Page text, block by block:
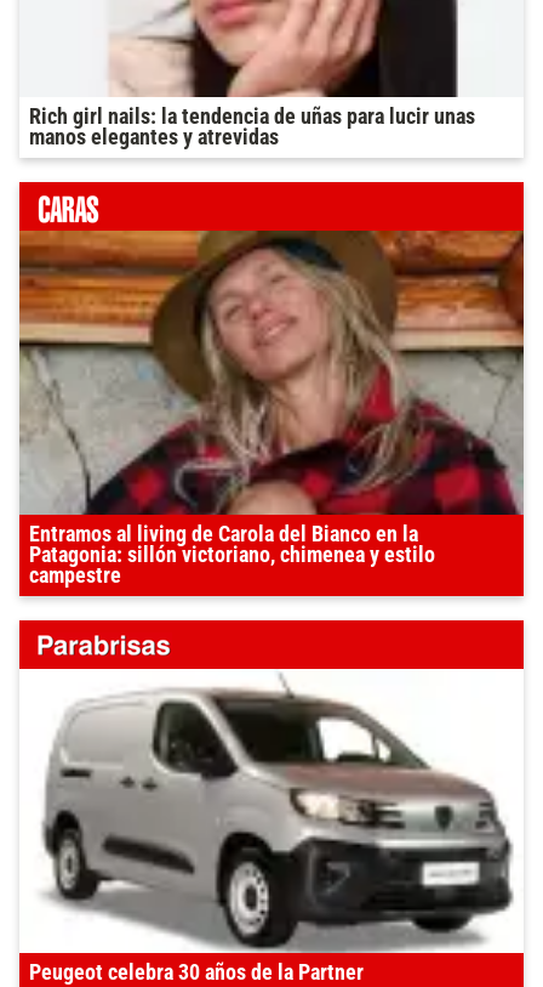
Rich girl nails: la tendencia de uñas para lucir unas
manos elegantes y atrevidas
Entramos al living de Carola del Bianco en la
Patagonia: sillón victoriano, chimenea y estilo
campestre
Peugeot celebra 30 años de la Partner